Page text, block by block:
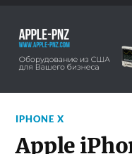
IPHONE X
Apple